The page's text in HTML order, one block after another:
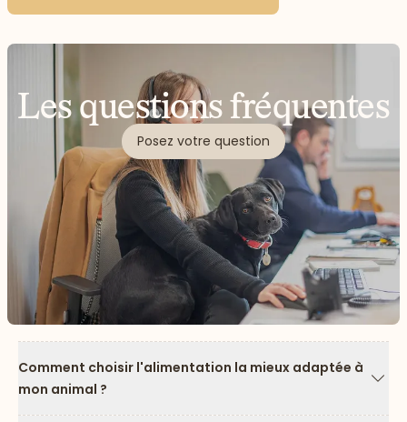
Les questions fréquentes
Posez votre question
Comment choisir l'alimentation la mieux adaptée à
mon animal ?